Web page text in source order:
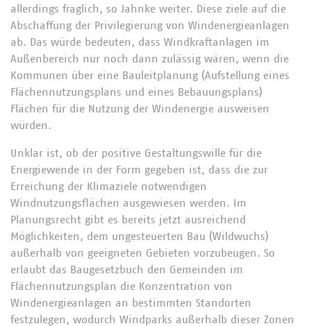
allerdings fraglich, so Jahnke weiter. Diese ziele auf die
Abschaffung der Privilegierung von Windenergieanlagen
ab. Das würde bedeuten, dass Windkraftanlagen im
Außenbereich nur noch dann zulässig wären, wenn die
Kommunen über eine Bauleitplanung (Aufstellung eines
Flächennutzungsplans und eines Bebauungsplans)
Flächen für die Nutzung der Windenergie ausweisen
würden.
Unklar ist, ob der positive Gestaltungswille für die
Energiewende in der Form gegeben ist, dass die zur
Erreichung der Klimaziele notwendigen
Windnutzungsflächen ausgewiesen werden. Im
Planungsrecht gibt es bereits jetzt ausreichend
Möglichkeiten, dem ungesteuerten Bau (Wildwuchs)
außerhalb von geeigneten Gebieten vorzubeugen. So
erlaubt das Baugesetzbuch den Gemeinden im
Flächennutzungsplan die Konzentration von
Windenergieanlagen an bestimmten Standorten
festzulegen, wodurch Windparks außerhalb dieser Zonen